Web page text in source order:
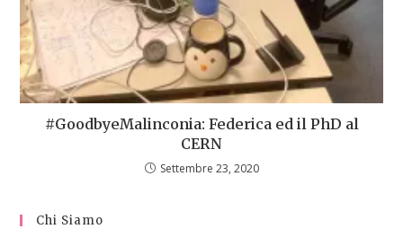
#GoodbyeMalinconia: Federica ed il PhD al
CERN
Settembre 23, 2020
Chi Siamo